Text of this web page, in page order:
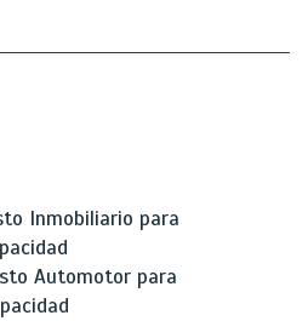
Inmobiliario para
Automotor para